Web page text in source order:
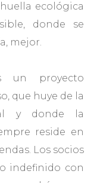
ecológica
donde se
mejor.
un proyecto
que huye de la
y donde la
reside en
Los socios
indefinido con